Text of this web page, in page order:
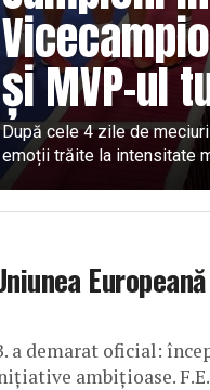
și MVP-ul
După cele 4 zile de
emoții trăite la intensitate
a demarat oficial:
ambițioase.